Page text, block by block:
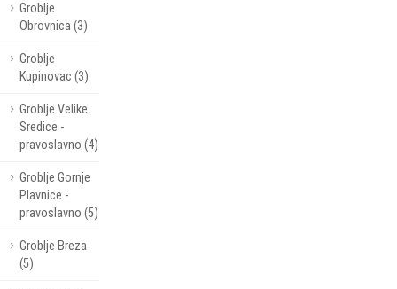
Groblje
Obrovnica (3)
Groblje
Kupinovac (3)
Groblje Velike
Sredice -
pravoslavno (4)
Groblje Gornje
Plavnice -
pravoslavno (5)
Groblje Breza
(5)